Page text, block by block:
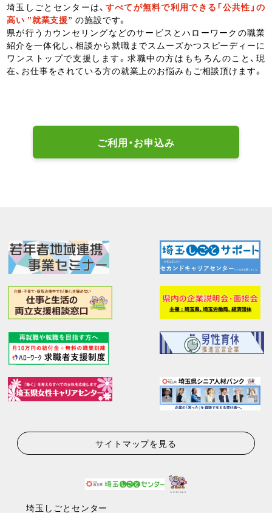
埼玉しごとセンターは、 すべてが無料で利用できる「公共性」の
高い ”就業支援” の施設です。
県が行うカウンセリングなどのサービスとハローワークの職業
紹介を一体化し、相談から就職までスムーズかつスピーディーに
ワンストップで支援します。求職中の方はもちろんのこと、現
在、お仕事をされている方の就業上のお悩みもご相談頂けます。
ご利用・お申込み
サイトマップを見る
埼玉しごとセンター